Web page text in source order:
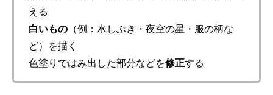
える
白いもの （例：水しぶき・夜空の星・服の柄な
ど）を描く
色塗りではみ出した部分などを修正する